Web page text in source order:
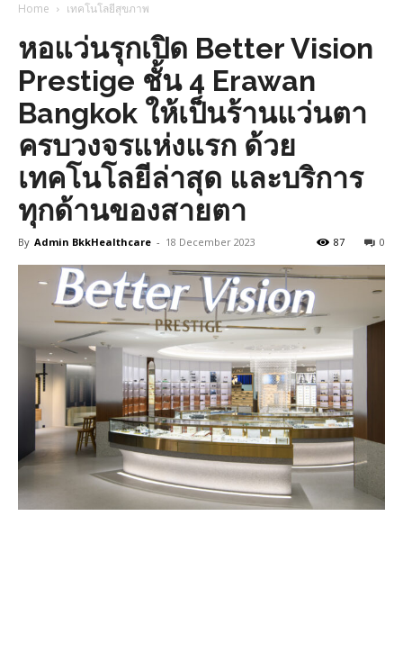
Home เทคโนโลยีสุขภาพ
หอแว่นรุกเปิด Better Vision
Prestige ชั้น 4 Erawan
Bangkok ให้เป็นร้านแว่นตา
ครบวงจรแห่งแรก ด้วย
เทคโนโลยีล่าสุด และบริการ
ทุกด้านของสายตา
By Admin BkkHealthcare - 18 December 2023 0
87